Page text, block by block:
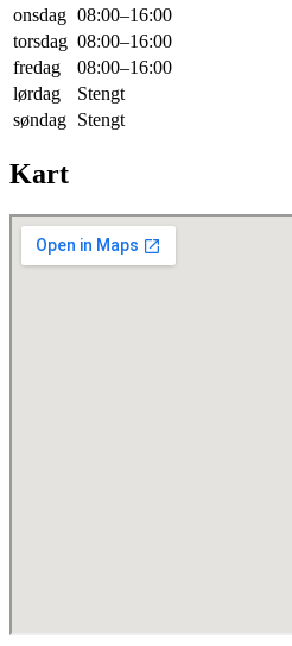
onsdag 08:00–16:00
torsdag 08:00–16:00
fredag
08:00–16:00
lørdag
Stengt
søndag Stengt
Kart